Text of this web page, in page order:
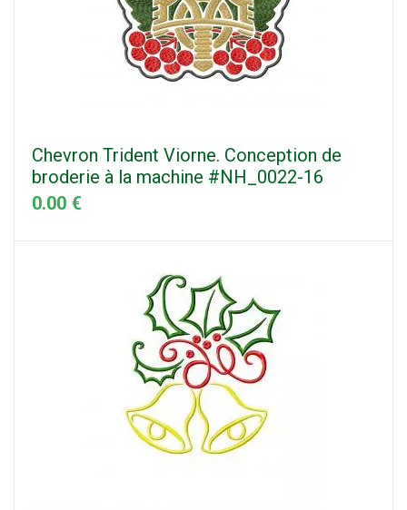
Chevron Trident Viorne. Conception de
broderie à la machine #NH_0022-16
0.00 €